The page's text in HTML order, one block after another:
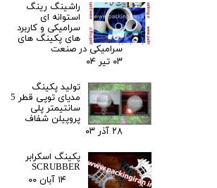
راشینگ رینگ
استوانه ای
سرامیکی و کاربرد
های پکینگ های
سرامیکی در صنعت
۰۳ تیر ۰۴
تولید پکینگ
مدیای توپی قطر 5
سانتیمتر پلی
پروپیلن شفاف
۲۸ آذر ۰۳
پکینگ اسکرابر
SCRUBBER
۱۴ آبان ۰۰